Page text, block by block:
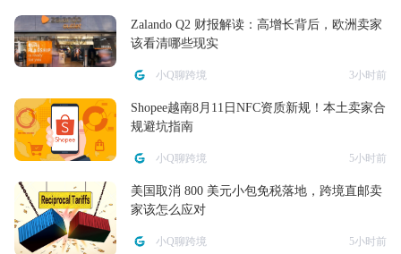
Zalando Q2 财报解读：高增长背后，欧洲卖家
该看清哪些现实
小Q聊跨境 3小时前
Shopee越南8月11日NFC资质新规！本土卖家合
规避坑指南
小Q聊跨境 5小时前
美国取消 800 美元小包免税落地，跨境直邮卖
家该怎么应对
小Q聊跨境 5小时前